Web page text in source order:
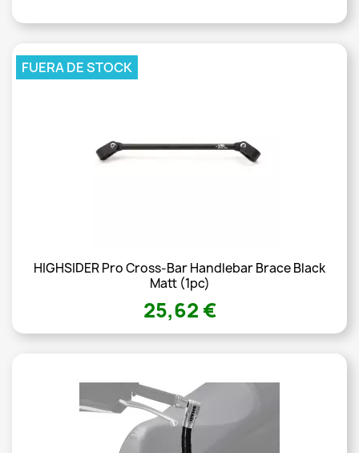
HIGHSIDER Pro Cross-Bar Handlebar Brace Black
Matt (1pc)
25,62 €
FUERA DE STOCK